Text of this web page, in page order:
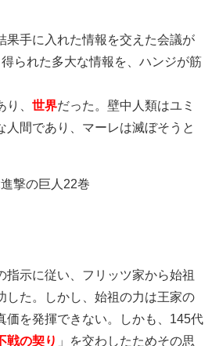
果手に入れた情報を交えた会議が
られた多大な情報を、ハンジが筋
、 世界だった。壁中人類はユミ
人間であり、マーレは滅ぼそうと
撃の巨人22巻
指示に従い、フリッツ家から始祖
した。しかし、始祖の力は王家の
価を発揮できない。しかも、145代
戦の契り 」を交わしたためその思